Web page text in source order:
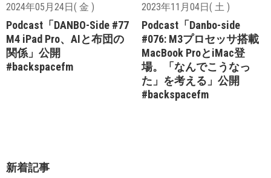
2024年05月24日( 金 )
Podcast「DANBO-Side #77
M4 iPad Pro、AIと布団の
関係」公開
#backspacefm
2023年11月04日( 土 )
Podcast「Danbo-side
#076: M3プロセッサ搭載
MacBook ProとiMac登
場。「なんでこうなっ
た」を考える」公開
#backspacefm
新着記事